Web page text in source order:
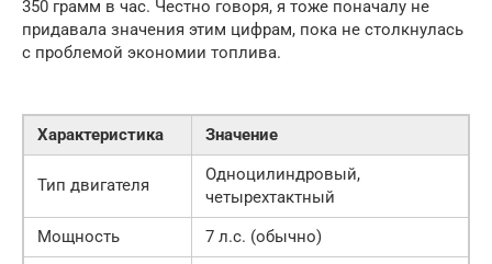
350 грамм в час. Честно говоря, я тоже поначалу не
придавала значения этим цифрам, пока не столкнулась
с проблемой экономии топлива.
Характеристика Значение
Тип двигателя
Одноцилиндровый,
четырехтактный
Мощность
7 л.с. (обычно)